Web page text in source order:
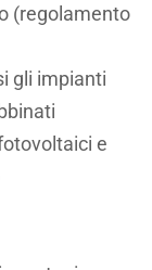
(regolamento
gli impianti
e